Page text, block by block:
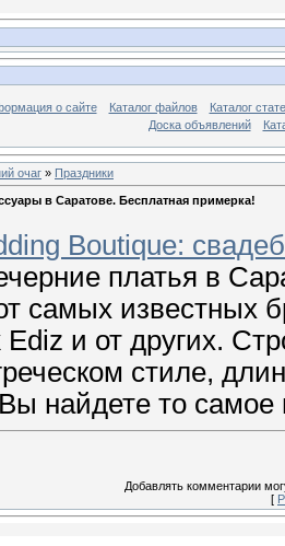
о сайте Каталог файлов
Каталог
Доска объявлений
очаг » Праздники
в Саратове. Бесплатная примерка!
Boutique:
платья в
самых известных
и от других.
стиле,
найдете то самое
Добавлять комментарии
[